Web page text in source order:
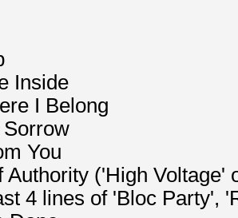
Inside
I Belong
You
Authority ('High
4 lines of 'Bloc Party',